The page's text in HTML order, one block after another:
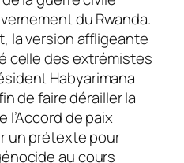
du Rwanda.
la version affligeante
celle des extrémistes
Habyarimana
de faire dérailler la
l’Accord de paix
un prétexte pour
au cours